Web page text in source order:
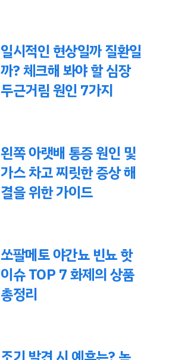
일시적인 현상일까 질환일
까? 체크해 봐야 할 심장
두근거림 원인 7가지
왼쪽 아랫배 통증 원인 및
가스 차고 찌릿한 증상 해
결을 위한 가이드
쏘팔메토 야간뇨 빈뇨 핫
이슈 TOP 7 화제의 상품
총정리